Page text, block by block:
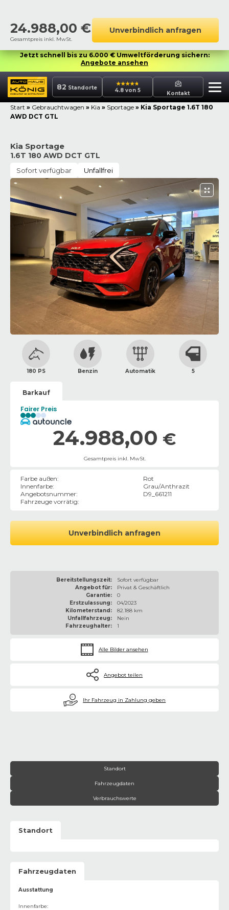
24.988,00 €
Gesamtpreis inkl. MwSt.
Unverbindlich anfragen
Jetzt schnell bis zu 6.000 € Umweltförderung sichern:
Angebote ansehen
82 Standorte 4.8 von 5 Kontakt
Start » Gebrauchtwagen » Kia » Sportage » Kia Sportage 1.6T 180
AWD DCT GTL
Kia Sportage
1.6T 180 AWD DCT GTL
Sofort verfügbar Unfallfrei
180 PS Benzin Automatik 5
Barkauf
Fairer Preis
24.988,00 €
Gesamtpreis inkl. MwSt.
Farbe außen:
Rot
Innenfarbe:
Grau/Anthrazit
Angebotsnummer:
D9_661211
Fahrzeuge vorrätig:
Unverbindlich anfragen
Bereitstellungszeit:
Sofort verfügbar
Angebot für:
Privat & Geschäftlich
Garantie:
0
Erstzulassung:
04/2023
Kilometerstand:
82.188 km
Unfallfahrzeug:
Nein
Fahrzeughalter:
1
Alle Bilder ansehen
Angebot teilen
€ Ihr Fahrzeug in Zahlung geben
Standort
Fahrzeugdaten
Verbrauchswerte
Standort
Fahrzeugdaten
Ausstattung
Innenfarbe: